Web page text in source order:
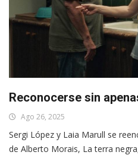
Reconocerse sin
Ago 26, 2025
Sergi López y Laia Marull se
de Alberto Morais, La terra